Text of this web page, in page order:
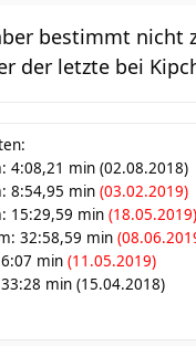
bestimmt nicht
der letzte bei
4:08,21 min (02.08.2018)
8:54,95 min (03.02.2019)
15:29,59 min (18.05.2019)
32:58,59 min
min (11.05.2019)
min (15.04.2018)